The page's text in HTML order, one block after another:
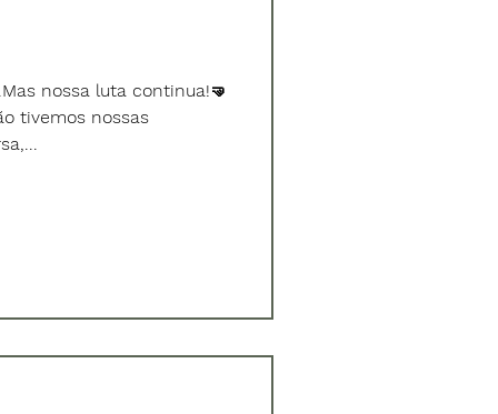
nossa luta continua!🤜
tivemos nossas